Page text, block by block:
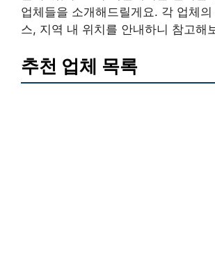
업체들을 소개해드릴게요. 각 업체
스, 지역 내 위치를 안내하니 참고해
추천 업체 목록